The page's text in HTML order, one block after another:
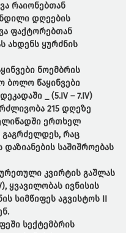
რაიონებთან
დღეების
ფაქტორებთან
ახდენს ყურძნის
ნოემბრის
ბოლო წაყინვები
_ (5.IV – 7.IV)
215 დღეზე
ერთხელ
რაც
საშიშროებას
კვირტის გაშლას
ყვავილობას ივნისის
სიმწიფეს აგვისტოს II
სექტემბრის